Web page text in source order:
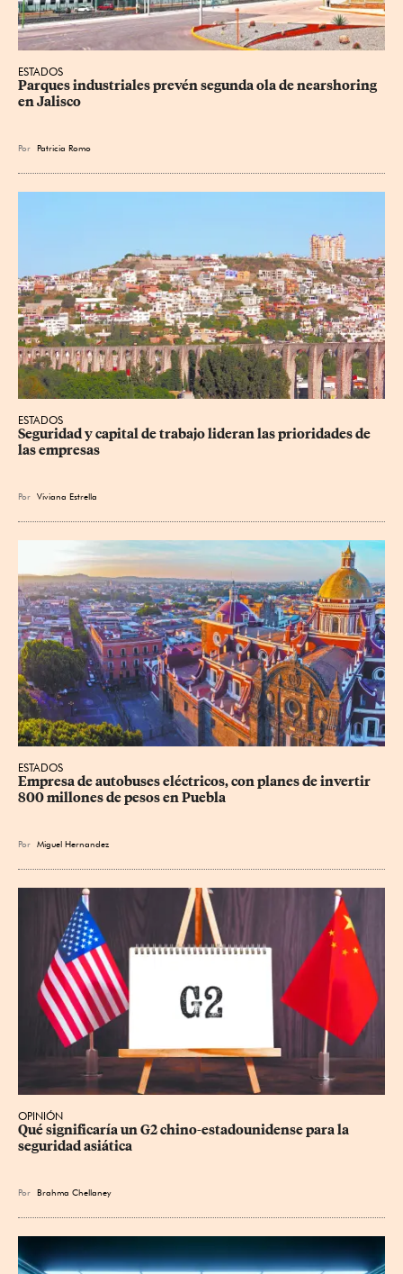
ESTADOS
Parques industriales prevén segunda ola de nearshoring
en Jalisco
Por Patricia Romo
ESTADOS
Seguridad y capital de trabajo lideran las prioridades de
las empresas
Por Viviana Estrella
ESTADOS
Empresa de autobuses eléctricos, con planes de invertir
800 millones de pesos en Puebla
Por Miguel Hernandez
OPINIÓN
Qué significaría un G2 chino-estadounidense para la
seguridad asiática
Por Brahma Chellaney